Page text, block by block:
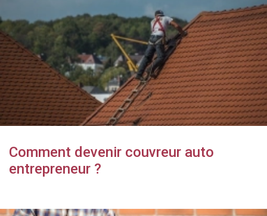
Comment devenir couvreur auto
entrepreneur ?